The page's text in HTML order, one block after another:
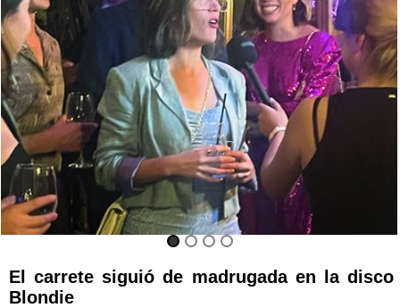
El carrete siguió de madrugada en la disco
Blondie